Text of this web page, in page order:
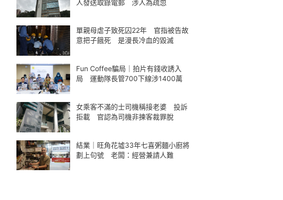
人發送取錄電郵 涉人為疏忽
單親母虐子致死囚22年 官指被告故
意把子餓死 是漫長冷血的毀滅
Fun Coffee騙局｜拍片有錢收誘入
局 運動隊長管700下線涉1400萬
女乘客不滿的士司機稱接老婆 投訴
拒載 官認為司機非揀客裁罪脫
結業｜旺角花墟33年七喜粥麵小廚將
劃上句號 老闆：經營兼請人難